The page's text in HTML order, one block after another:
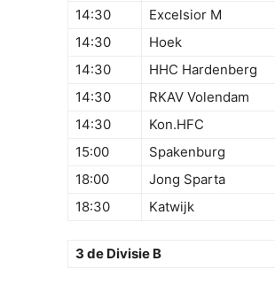
14:30
Excelsior M
14:30
Hoek
14:30
HHC Hardenberg
14:30
RKAV Volendam
14:30
Kon.HFC
15:00
Spakenburg
18:00
Jong Sparta
18:30
Katwijk
3 de Divisie B